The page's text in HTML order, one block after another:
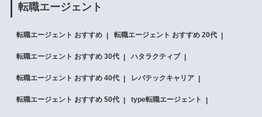
転職エージェント
転職エージェント おすすめ 転職エージェント おすすめ 20代
転職エージェント おすすめ 30代 ハタラクティブ
転職エージェント おすすめ 40代 レバテックキャリア
転職エージェント おすすめ 50代 type転職エージェント